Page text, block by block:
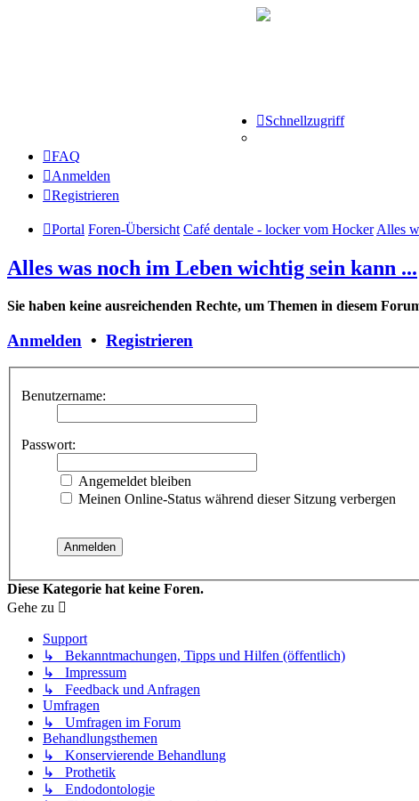
Schnellzugriff
FAQ
Anmelden
Registrieren
Portal Foren-Übersicht Café dentale - locker vom Hocker Alles
Alles was noch im Leben wichtig sein kann ...
Sie haben keine ausreichenden Rechte, um Themen in diesem
Anmelden • Registrieren
Benutzername:
Passwort:
Angemeldet bleiben
Meinen Online-Status während dieser Sitzung verbergen
Diese Kategorie hat keine Foren.
Gehe zu
Support
↳ Bekanntmachungen, Tipps und Hilfen (öffentlich)
↳ Impressum
↳ Feedback und Anfragen
Umfragen
↳ Umfragen im Forum
Behandlungsthemen
↳ Konservierende Behandlung
↳ Prothetik
↳ Endodontologie